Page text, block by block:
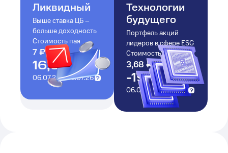
Ликвидный
Выше ставка ЦБ –
больше доходность
Стоимость пая
7₽+1₽
16,62%
06.07.25-06.07.26
Технологии
будущего
Портфель акций
лидеров в сфере ESG
Стоимость пая
3,68 ₽-0,88₽
-19,27%
06.07.25-06.07.26